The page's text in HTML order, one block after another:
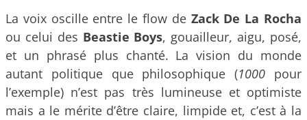
La voix oscille entre le flow de Zack De La Rocha
ou celui des Beastie Boys, gouailleur, aigu, posé,
et un phrasé plus chanté. La vision du monde
autant politique que philosophique (1000 pour
l’exemple) n’est pas très lumineuse et optimiste
mais a le mérite d’être claire, limpide et, c’est à la